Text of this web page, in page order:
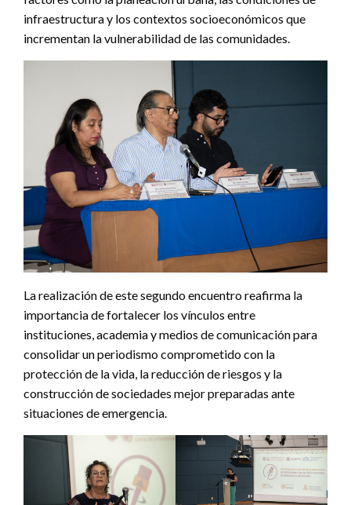
infraestructura y los contextos socioeconómicos que
incrementan la vulnerabilidad de las comunidades.
La realización de este segundo encuentro reafirma la
importancia de fortalecer los vínculos entre
instituciones, academia y medios de comunicación para
consolidar un periodismo comprometido con la
protección de la vida, la reducción de riesgos y la
construcción de sociedades mejor preparadas ante
situaciones de emergencia.